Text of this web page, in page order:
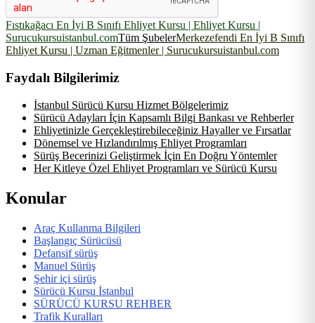
Fıstıkağacı En İyi B Sınıfı Ehliyet Kursu | Ehliyet Kursu |
Surucukursuistanbul.comTüm ŞubelerMerkezefendi En İyi B Sınıfı
Ehliyet Kursu | Uzman Eğitmenler | Surucukursuistanbul.com
Faydalı Bilgilerimiz
İstanbul Sürücü Kursu Hizmet Bölgelerimiz
Sürücü Adayları İçin Kapsamlı Bilgi Bankası ve Rehberler
Ehliyetinizle Gerçekleştirebileceğiniz Hayaller ve Fırsatlar
Dönemsel ve Hızlandırılmış Ehliyet Programları
Sürüş Becerinizi Geliştirmek İçin En Doğru Yöntemler
Her Kitleye Özel Ehliyet Programları ve Sürücü Kursu
Konular
Araç Kullanma Bilgileri
Başlangıç Sürücüsü
Defansif sürüş
Manuel Sürüş
Şehir içi sürüş
Sürücü Kursu İstanbul
SÜRÜCÜ KURSU REHBER
Trafik Kuralları